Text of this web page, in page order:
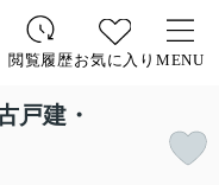
閲覧履歴お気に入り MENU
戸建・